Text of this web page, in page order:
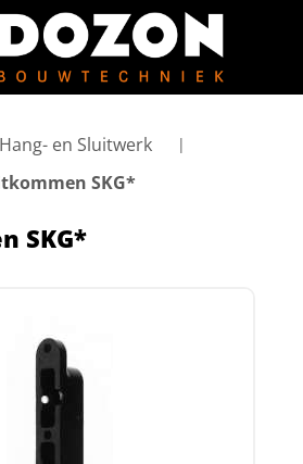
Hang- en Sluitwerk
SKG*
SKG*